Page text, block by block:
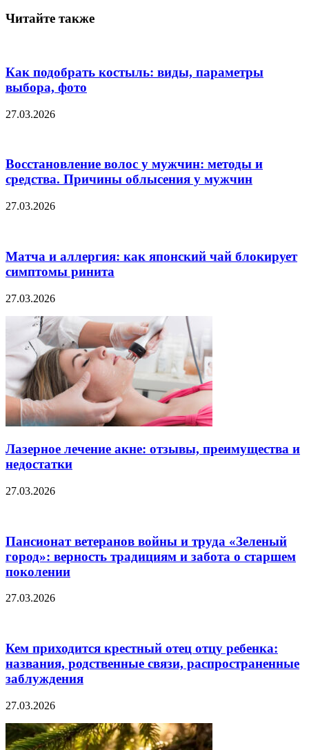
Читайте также
Как подобрать костыль: виды, параметры
выбора, фото
27.03.2026
Восстановление волос у мужчин: методы и
средства. Причины облысения у мужчин
27.03.2026
Матча и аллергия: как японский чай блокирует
симптомы ринита
27.03.2026
Лазерное лечение акне: отзывы, преимущества и
недостатки
27.03.2026
Пансионат ветеранов войны и труда «Зеленый
город»: верность традициям и забота о старшем
поколении
27.03.2026
Кем приходится крестный отец отцу ребенка:
названия, родственные связи, распространенные
заблуждения
27.03.2026